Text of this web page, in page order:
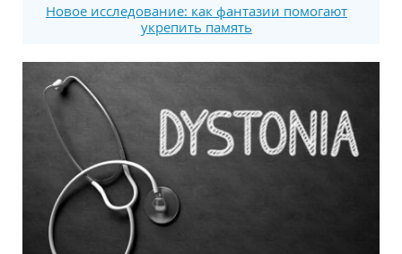
Новое исследование: как фантазии помогают
укрепить память